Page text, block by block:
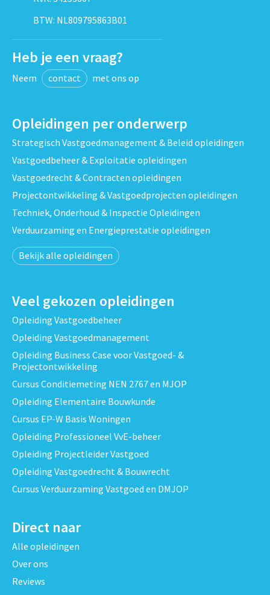
BTW: NL809795863B01
Heb je een vraag?
Neem contact met ons op
Opleidingen per onderwerp
Strategisch Vastgoedmanagement & Beleid opleidingen
Vastgoedbeheer & Exploitatie opleidingen
Vastgoedrecht & Contracten opleidingen
Projectontwikkeling & Vastgoedprojecten opleidingen
Techniek, Onderhoud & Inspectie Opleidingen
Verduurzaming en Energieprestatie opleidingen
Bekijk alle opleidingen
Veel gekozen opleidingen
Opleiding Vastgoedbeheer
Opleiding Vastgoedmanagement
Opleiding Business Case voor Vastgoed- &
Projectontwikkeling
Cursus Conditiemeting NEN 2767 en MJOP
Opleiding Elementaire Bouwkunde
Cursus EP-W Basis Woningen
Opleiding Professioneel VvE-beheer
Opleiding Projectleider Vastgoed
Opleiding Vastgoedrecht & Bouwrecht
Cursus Verduurzaming Vastgoed en DMJOP
Direct naar
Alle opleidingen
Over ons
Reviews